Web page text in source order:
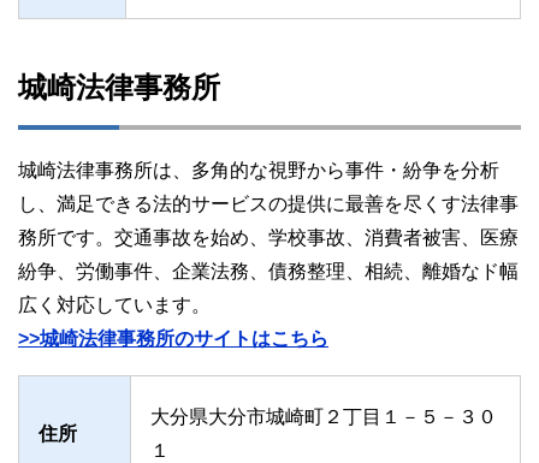
城崎法律事務所
城崎法律事務所は、多角的な視野から事件・紛争を分析
し、満足できる法的サービスの提供に最善を尽くす法律事
務所です。交通事故を始め、学校事故、消費者被害、医療
紛争、労働事件、企業法務、債務整理、相続、離婚なド幅
広く対応しています。
>>城崎法律事務所のサイトはこちら
住所
大分県大分市城崎町２丁目１－５－３０
１